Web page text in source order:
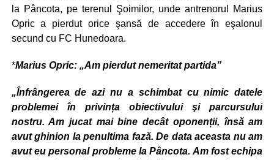
la Pâncota, pe terenul Şoimilor, unde antrenorul Marius
Opric a pierdut orice şansă de accedere în eşalonul
secund cu FC Hunedoara.
*Marius Opric: „Am pierdut nemeritat partida”
„Înfrângerea de azi nu a schimbat cu nimic datele
problemei în privința obiectivului şi parcursului
nostru. Am jucat mai bine decât oponenții, însă am
avut ghinion la penultima fază. De data aceasta nu am
avut eu personal probleme la Pâncota. Am fost echipa